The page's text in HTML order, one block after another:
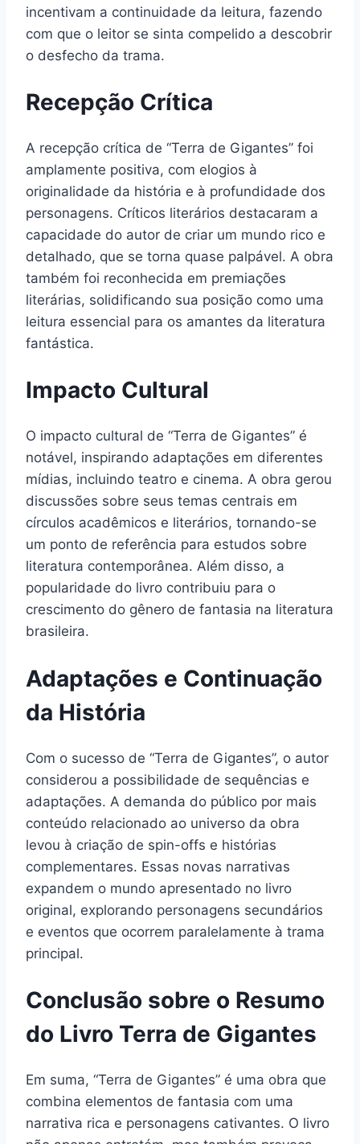
incentivam a continuidade da leitura, fazendo
com que o leitor se sinta compelido a descobrir
o desfecho da trama.
Recepção Crítica
A recepção crítica de “Terra de Gigantes” foi
amplamente positiva, com elogios à
originalidade da história e à profundidade dos
personagens. Críticos literários destacaram a
capacidade do autor de criar um mundo rico e
detalhado, que se torna quase palpável. A obra
também foi reconhecida em premiações
literárias, solidificando sua posição como uma
leitura essencial para os amantes da literatura
fantástica.
Impacto Cultural
O impacto cultural de “Terra de Gigantes” é
notável, inspirando adaptações em diferentes
mídias, incluindo teatro e cinema. A obra gerou
discussões sobre seus temas centrais em
círculos acadêmicos e literários, tornando-se
um ponto de referência para estudos sobre
literatura contemporânea. Além disso, a
popularidade do livro contribuiu para o
crescimento do gênero de fantasia na literatura
brasileira.
Adaptações e Continuação
da História
Com o sucesso de “Terra de Gigantes”, o autor
considerou a possibilidade de sequências e
adaptações. A demanda do público por mais
conteúdo relacionado ao universo da obra
levou à criação de spin-offs e histórias
complementares. Essas novas narrativas
expandem o mundo apresentado no livro
original, explorando personagens secundários
e eventos que ocorrem paralelamente à trama
principal.
Conclusão sobre o Resumo
do Livro Terra de Gigantes
Em suma, “Terra de Gigantes” é uma obra que
combina elementos de fantasia com uma
narrativa rica e personagens cativantes. O livro